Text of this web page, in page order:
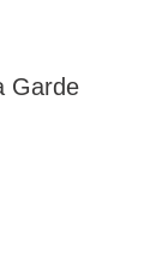
Garde